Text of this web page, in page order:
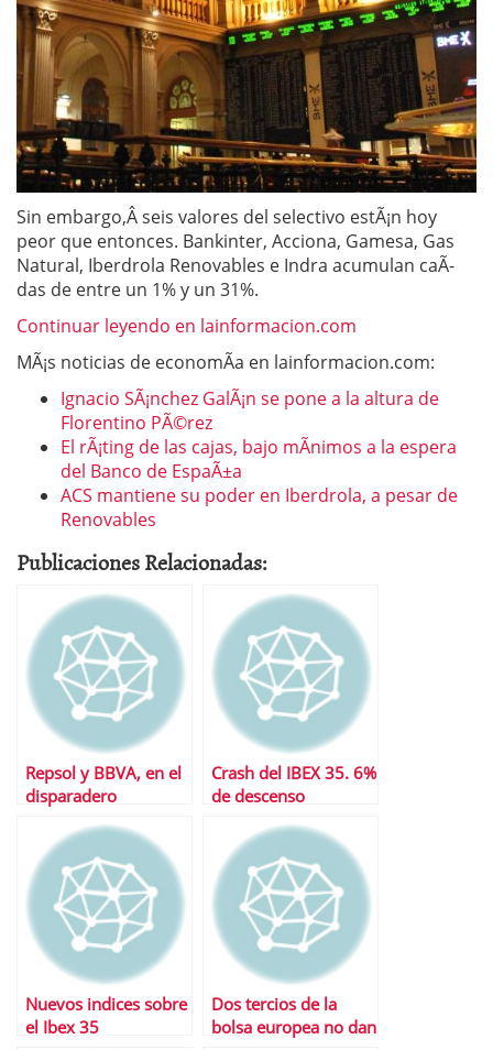
Sin embargo,Â seis valores del selectivo estÃ¡n hoy
peor que entonces. Bankinter, Acciona, Gamesa, Gas
Natural, Iberdrola Renovables e Indra acumulan caÃ­
das de entre un 1% y un 31%.
Continuar leyendo en lainformacion.com
MÃ¡s noticias de economÃ­a en lainformacion.com:
Ignacio SÃ¡nchez GalÃ¡n se pone a la altura de
Florentino PÃ©rez
El rÃ¡ting de las cajas, bajo mÃ­nimos a la espera
del Banco de EspaÃ±a
ACS mantiene su poder en Iberdrola, a pesar de
Renovables
Publicaciones Relacionadas:
Repsol y BBVA, en el
disparadero
Crash del IBEX 35. 6%
de descenso
Nuevos indices sobre
el Ibex 35
Dos tercios de la
bolsa europea no dan